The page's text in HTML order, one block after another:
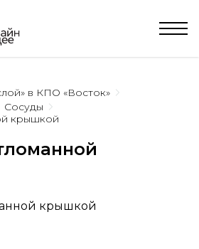
в КПО «Восток»
Сосуды
крышкой